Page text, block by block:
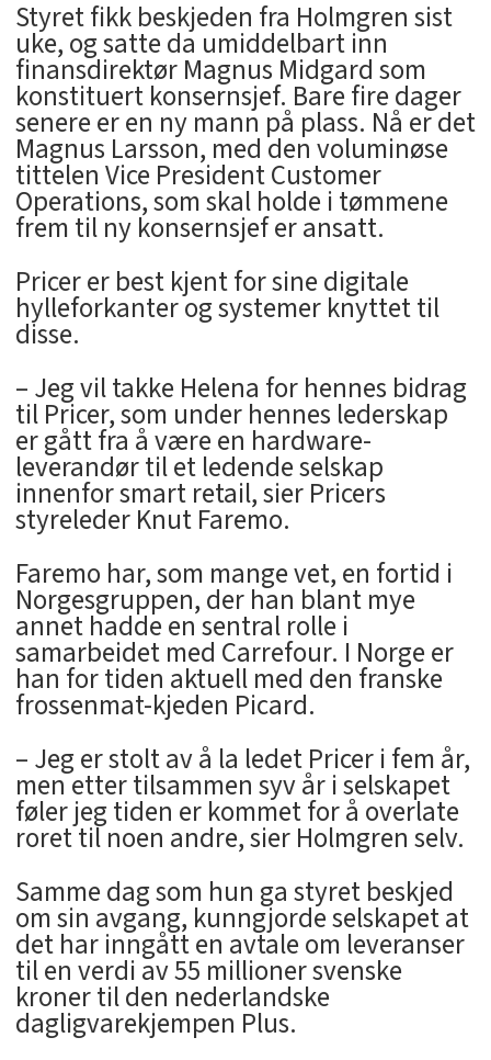
Styret fikk beskjeden fra Holmgren sist
uke, og satte da umiddelbart inn
finansdirektør Magnus Midgard som
konstituert konsernsjef. Bare fire dager
senere er en ny mann på plass. Nå er det
Magnus Larsson, med den voluminøse
tittelen Vice President Customer
Operations, som skal holde i tømmene
frem til ny konsernsjef er ansatt.
Pricer er best kjent for sine digitale
hylleforkanter og systemer knyttet til
disse.
– Jeg vil takke Helena for hennes bidrag
til Pricer, som under hennes lederskap
er gått fra å være en hardware-
leverandør til et ledende selskap
innenfor smart retail, sier Pricers
styreleder Knut Faremo.
Faremo har, som mange vet, en fortid i
Norgesgruppen, der han blant mye
annet hadde en sentral rolle i
samarbeidet med Carrefour. I Norge er
han for tiden aktuell med den franske
frossenmat-kjeden Picard.
– Jeg er stolt av å la ledet Pricer i fem år,
men etter tilsammen syv år i selskapet
føler jeg tiden er kommet for å overlate
roret til noen andre, sier Holmgren selv.
Samme dag som hun ga styret beskjed
om sin avgang, kunngjorde selskapet at
det har inngått en avtale om leveranser
til en verdi av 55 millioner svenske
kroner til den nederlandske
dagligvarekjempen Plus.